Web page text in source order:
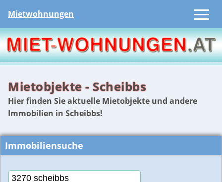
Mietwohnungen
Mietobjekte - Scheibbs
Hier finden Sie aktuelle Mietobjekte und andere
Immobilien in Scheibbs!
Immobiliensuche